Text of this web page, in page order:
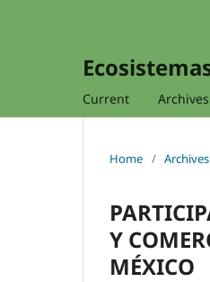
Current Archives
Home / Archives
Y
MÉXICO